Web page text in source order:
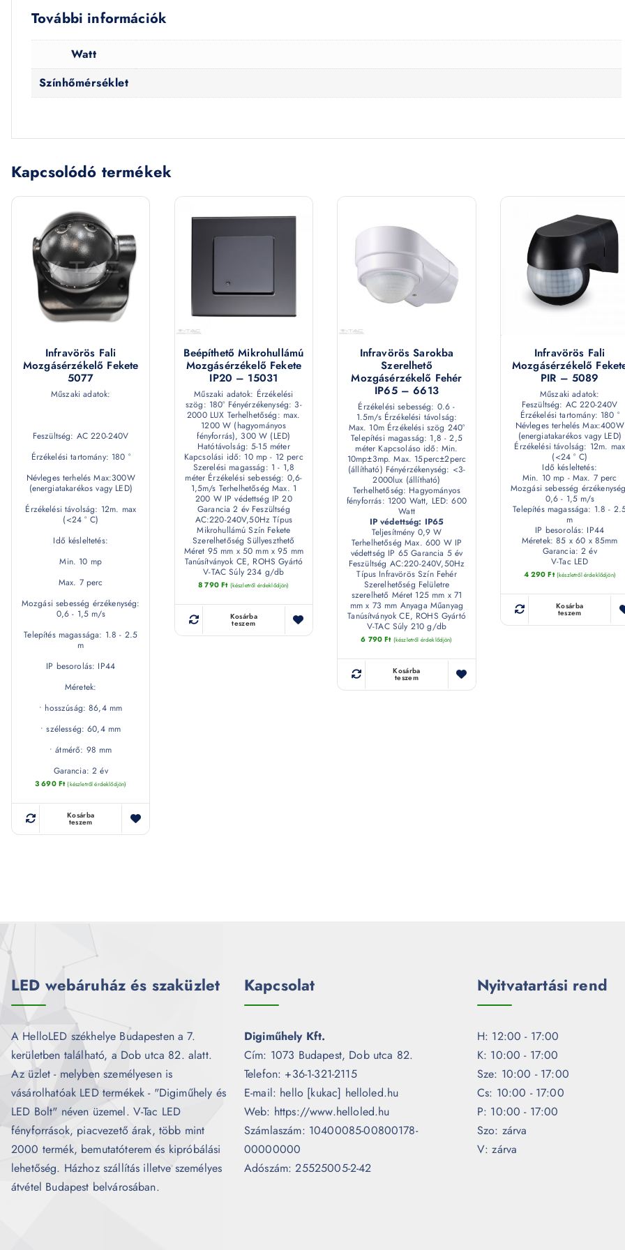
További információk
Watt
Színhőmérséklet
Kapcsolódó termékek
Infravörös Fali
Mozgásérzékelő Fekete
5077
Műszaki adatok:
Feszültség: AC 220-240V
Érzékelési tartomány: 180 °
Névleges terhelés Max:300W
(energiatakarékos vagy LED)
Érzékelési távolság: 12m. max
(<24 ° C)
Idő késleltetés:
Min. 10 mp
Max. 7 perc
Mozgási sebesség érzékenység:
0,6 - 1,5 m/s
Telepítés magassága: 1.8 - 2.5
m
IP besorolás: IP44
Méretek:
• hosszúság: 86,4 mm
• szélesség: 60,4 mm
• átmérő: 98 mm
Garancia: 2 év
3 690 Ft (készletről érdeklődjön)
Kosárba
teszem
Beépíthető Mikrohullámú
Mozgásérzékelő Fekete
IP20 – 15031
Műszaki adatok: Érzékelési
szög: 180° Fényérzékenység: 3-
2000 LUX Terhelhetőség: max.
1200 W (hagyományos
fényforrás), 300 W (LED)
Hatótávolság: 5-15 méter
Kapcsolási idő: 10 mp - 12 perc
Szerelési magasság: 1 - 1,8
méter Érzékelési sebesség: 0,6-
1,5m/s Terhelhetőség Max. 1
200 W IP védettség IP 20
Garancia 2 év Feszültség
AC:220-240V,50Hz Típus
Mikrohullámú Szín Fekete
Szerelhetőség Süllyeszthető
Méret 95 mm x 50 mm x 95 mm
Tanúsítványok CE, ROHS Gyártó
V-TAC Súly 234 g/db
8 790Ft (készletről érdeklődjön)
Kosárba
teszem
Infravörös Sarokba
Szerelhető
Mozgásérzékelő Fehér
IP65 – 6613
Érzékelési sebesség: 0.6 -
1.5m/s Érzékelési távolság:
Max. 10m Érzékelési szög 240°
Telepítési magasság: 1,8 - 2,5
méter Kapcsoláso idő: Min.
10mp±3mp. Max. 15perc±2perc
(állítható) Fényérzékenység: <3-
2000lux (állítható)
Terhelhetőség: Hagyományos
fényforrás: 1200 Watt, LED: 600
Watt
IP védettség: IP65
Teljesítmény 0,9 W
Terhelhetőség Max. 600 W IP
védettség IP 65 Garancia 5 év
Feszültség AC:220-240V,50Hz
Típus Infravörös Szín Fehér
Szerelhetőség Felületre
szerelhető Méret 125 mm x 71
mm x 73 mm Anyaga Műanyag
Tanúsítványok CE, ROHS Gyártó
V-TAC Súly 210 g/db
6 790Ft (készletről érdeklődjön)
Kosárba
teszem
Infravörös Fali
Mozgásérzékelő
PIR – 5089
Műszaki adatok:
Feszültség: AC 220-240V
Érzékelési tartomány: 180 °
Névleges terhelés Max:400W
(energiatakarékos vagy LED)
Érzékelési távolság: 12m. max
(<24 ° C)
Idő késleltetés:
Min. 10 mp - Max. 7 perc
Mozgási sebesség
0,6 - 1,5 m/s
Telepítés magassága: 1.8 -
m
IP besorolás: IP44
Méretek: 85 x 60 x 85mm
Garancia: 2 év
V-Tac LED
4 290Ft (készletről érdeklődjön)
Kosárba
teszem
LED webáruház és szaküzlet
A HelloLED székhelye Budapesten a 7.
kerületben található, a Dob utca 82. alatt.
Az üzlet - melyben személyesen is
vásárolhatóak LED termékek - "Digiműhely és
LED Bolt" néven üzemel. V-Tac LED
fényforrások, piacvezető árak, több mint
2000 termék, bemutatóterem és kipróbálási
lehetőség. Házhoz szállítás illetve személyes
átvétel Budapest belvárosában.
Kapcsolat
Digiműhely Kft.
Cím: 1073 Budapest, Dob utca 82.
Telefon: +36-1-321-2115
E-mail: hello [kukac] helloled.hu
Web: https://www.helloled.hu
Számlaszám: 10400085-00800178-
00000000
Adószám: 25525005-2-42
Nyitvatartási rend
H: 12:00 - 17:00
K: 10:00 - 17:00
Sze: 10:00 - 17:00
Cs: 10:00 - 17:00
P: 10:00 - 17:00
Szo: zárva
V: zárva